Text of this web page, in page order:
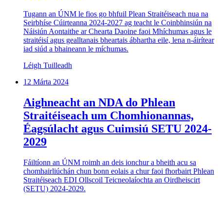
Tugann an ÚNM le fios go bhfuil Plean Straitéiseach nua na
Seirbhíse Cúirteanna 2024-2027 ag teacht le Coinbhinsiún na
Náisiún Aontaithe ar Chearta Daoine faoi Mhíchumas agus le
straitéisí agus gealltanais bheartais ábhartha eile, lena n-áirítear
iad siúd a bhaineann le míchumas.
Léigh Tuilleadh
12 Márta 2024
Aighneacht an NDA do Phlean
Straitéiseach um Chomhionannas,
Éagsúlacht agus Cuimsiú SETU 2024-
2029
Fáiltíonn an ÚNM roimh an deis ionchur a bheith acu sa
chomhairliúchán chun bonn eolais a chur faoi fhorbairt Phlean
Straitéiseach EDI Ollscoil Teicneolaíochta an Oirdheiscirt
(SETU) 2024-2029.